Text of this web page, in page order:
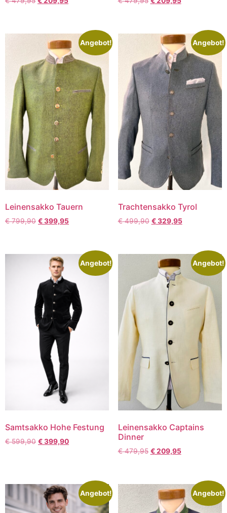
Angebot!
Leinensakko Tauern
€799,90 €399,95
Angebot!
Trachtensakko Tyrol
€499,90 €329,95
Angebot!
Samtsakko Hohe Festung
€599,90 €399,90
Angebot!
Leinensakko Captains
Dinner
€479,95 €209,95
Angebot! Angebot!